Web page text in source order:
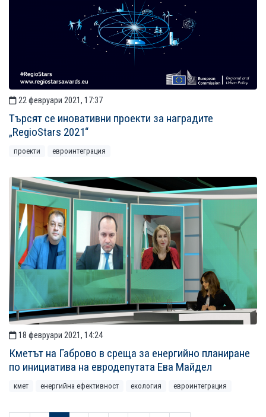
22 февруари 2021, 17:37
Търсят се иновативни проекти за наградите
„RegioStars 2021“
проекти евроинтеграция
18 февруари 2021, 14:24
Кметът на Габрово в среща за енергийно планиране
по инициатива на евродепутата Ева Майдел
кмет енергийна ефективност екология евроинтеграция